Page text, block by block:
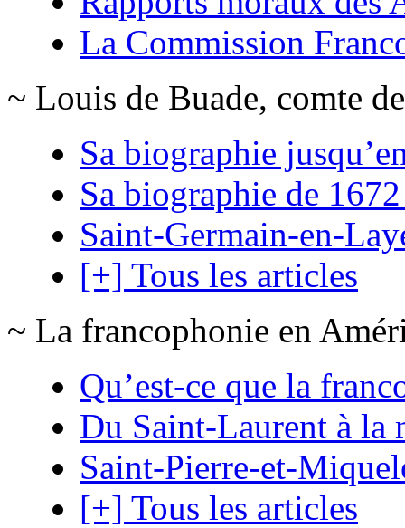
La Commission
~ Louis de Buade, comte
Sa biographie
Sa biographie de
Saint-Germain-en-
[+] Tous les articles
~ La francophonie en
Qu’est-ce que la
Du Saint-Laurent à la
Saint-Pierre-et-
[+] Tous les articles